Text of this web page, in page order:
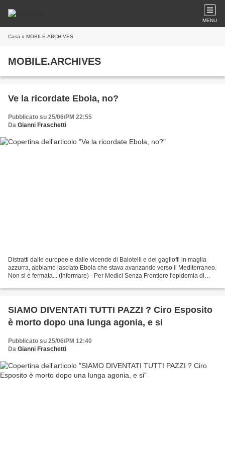
MENU
Casa » MOBILE.ARCHIVES
MOBILE.ARCHIVES
Ve la ricordate Ebola, no?
Pubblicato su 25/06/PM 22:55
Da Gianni Fraschetti
Distratti dalle europee e dalle vicende di Balotelli e dei gaglioffi in maglia
azzurra, abbiamo lasciato Ebola che stava avanzando verso il Mediterraneo.
Non si è fermata... (Informare) - Per Medici Senza Frontiere l'epidemia di
SIAMO DIVENTATI TUTTI PAZZI ? Ciro Esposito
è morto dopo una lunga agonia, e si
Pubblicato su 25/06/PM 12:40
Da Gianni Fraschetti